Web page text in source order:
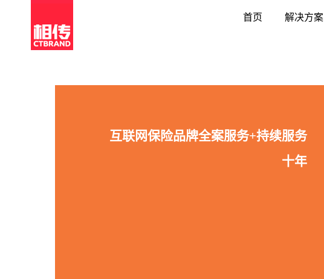
首页 解决方案
互联网保险品牌全案服务+持续服务
十年